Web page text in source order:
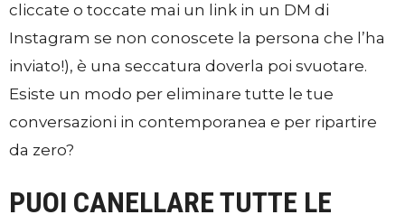
cliccate o toccate mai un link in un DM di
Instagram se non conoscete la persona che l’ha
inviato!), è una seccatura doverla poi svuotare.
Esiste un modo per eliminare tutte le tue
conversazioni in contemporanea e per ripartire
da zero?
PUOI CANELLARE TUTTE LE